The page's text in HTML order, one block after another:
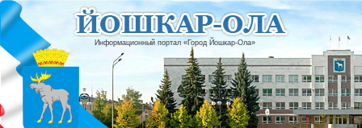
Информационный портал «Город Йошкар-Ола»